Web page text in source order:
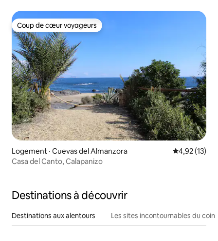
Coup de cœur voyageurs
Coup de cœur voyageurs
Logement · Cuevas del Almanzora Note
4,92 (13)
Casa del Canto, Calapanizo
Destinations à découvrir
Destinations aux alentours Les sites incontournables du coin